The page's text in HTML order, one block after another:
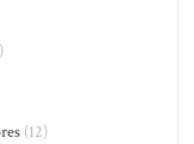
(12)